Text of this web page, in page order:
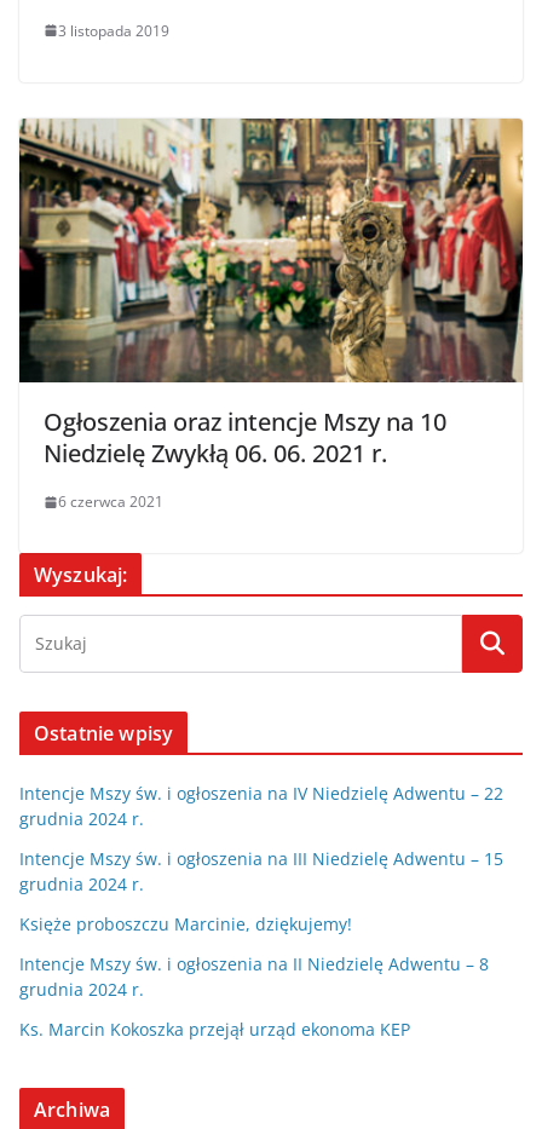
3 listopada 2019
Ogłoszenia oraz intencje Mszy na 10
Niedzielę Zwykłą 06. 06. 2021 r.
6 czerwca 2021
Wyszukaj:
Ostatnie wpisy
Intencje Mszy św. i ogłoszenia na IV Niedzielę Adwentu – 22
grudnia 2024 r.
Intencje Mszy św. i ogłoszenia na III Niedzielę Adwentu – 15
grudnia 2024 r.
Księże proboszczu Marcinie, dziękujemy!
Intencje Mszy św. i ogłoszenia na II Niedzielę Adwentu – 8
grudnia 2024 r.
Ks. Marcin Kokoszka przejął urząd ekonoma KEP
Archiwa